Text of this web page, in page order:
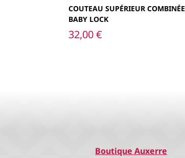
COUTEAU SUPÉRIEUR COMBINÉE
BABY LOCK
32,00€
Boutique Auxerre